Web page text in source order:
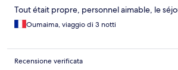
Tout était propre, personnel aimable, le
Oumaima, viaggio di 3 notti
Recensione verificata